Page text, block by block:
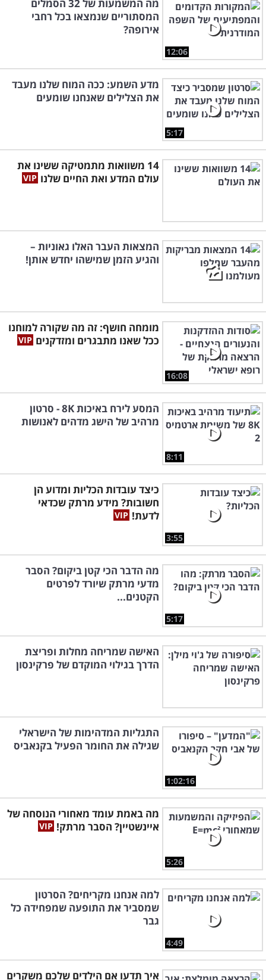
12:06
מה המשמעות של 32 הסמלים
המסתוריים שנמצאו בכל רחבי
אירופה?
5:17
מדע השמע: ככה המוח שלנו מעבד
את הצלילים שאנחנו שומעים
14 משוואות מתמטיקה ששינו את
עולם המדע ואת החיים שלנו
המצאות העבר האלו גאוניות –
והגיע הזמן שמישהו יחדש אותן!
16:08
מומחה חושף: זה מה שקורה למוחנו
ככל שאנו מתבגרים ומזדקנים
8:11
המסע לירח באיכות 8K - סרטון
מרהיב של הישג מדהים לאנושות
3:55
כיצד עובדות הכליות ומדוע הן
חשובות? מידע מרתק שכדאי
לדעת!
5:17
מה הדבר הכי קטן ביקום? הסבר
מדעי מרתק שיורד לפרטים
הקטנים...
האישה שמריחה מחלות ופריצת
הדרך בגילוי המוקדם של פרקינסון
1:02:16
התגליות המדהימות של הישראלי
שגילה את החומר הפעיל בקנאביס
5:26
מה באמת עומד מאחורי הנוסחה של
איינשטיין? הסבר מרתק!
4:49
למה אנחנו מקריחים? הסרטון
שמסביר את התופעה שמפחידה כל
גבר
איך תדעו אם הילדים שלכם משקרים